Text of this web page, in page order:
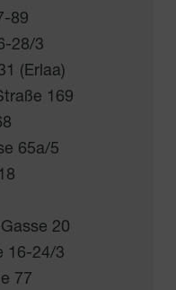
89
28/3
(Erlaa)
169
65a/5
20
16-24/3
77